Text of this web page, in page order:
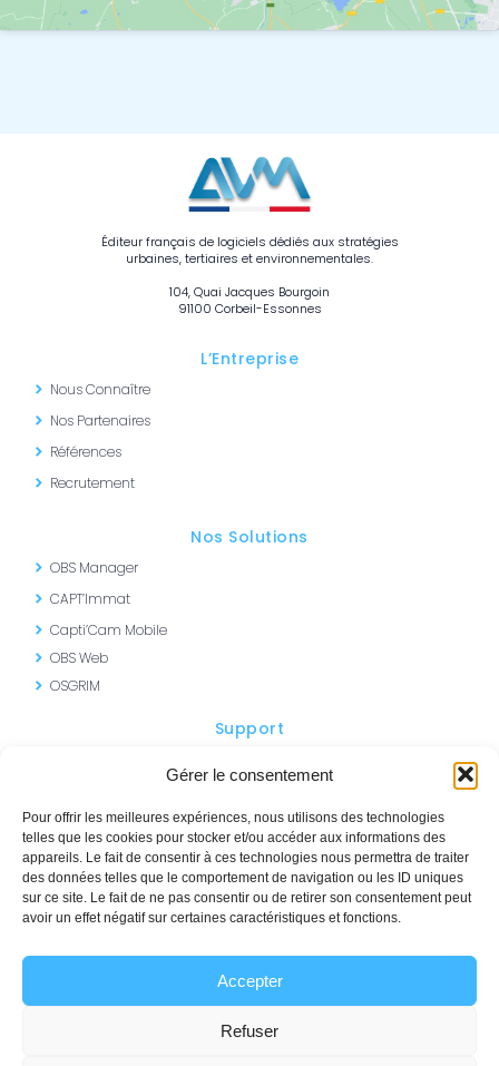
Gérer le consentement
Pour offrir les meilleures expériences, nous utilisons des technologies
telles que les cookies pour stocker et/ou accéder aux informations des
appareils. Le fait de consentir à ces technologies nous permettra de traiter
des données telles que le comportement de navigation ou les ID uniques
sur ce site. Le fait de ne pas consentir ou de retirer son consentement peut
avoir un effet négatif sur certaines caractéristiques et fonctions.
Accepter
Refuser
Éditeur français de logiciels dédiés aux stratégies
urbaines, tertiaires et environnementales.
104, Quai Jacques Bourgoin
91100 Corbeil-Essonnes
L’Entreprise
Nous Connaître
Nos Partenaires
Références
Recrutement
Nos Solutions
OBS Manager
CAPT’Immat
Capti’Cam Mobile
OBS Web
OSGRIM
Support
SISMO – Formations
Contactez-nous
commercial@avm-integration.com